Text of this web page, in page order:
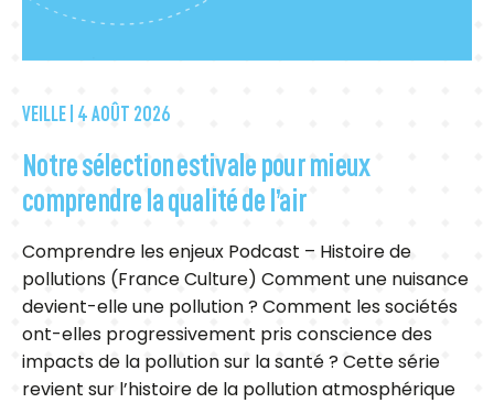
VEILLE | 4 AOÛT 2026
Notre sélection estivale pour mieux
comprendre la qualité de l’air
Comprendre les enjeux Podcast – Histoire de
pollutions (France Culture) Comment une nuisance
devient-elle une pollution ? Comment les sociétés
ont-elles progressivement pris conscience des
impacts de la pollution sur la santé ? Cette série
revient sur l’histoire de la pollution atmosphérique